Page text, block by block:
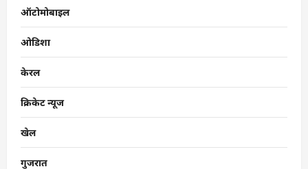
ऑटोमोबाइल
ओडिशा
केरल
क्रिकेट न्यूज
खेल
गुजरात